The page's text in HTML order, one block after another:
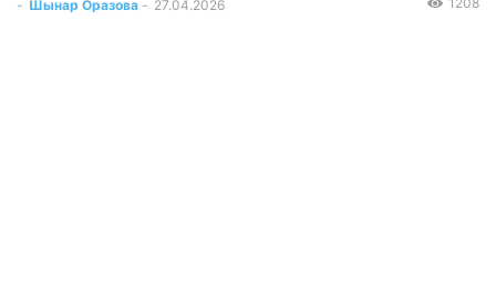
- Шынар Оразова - 27.04.2026